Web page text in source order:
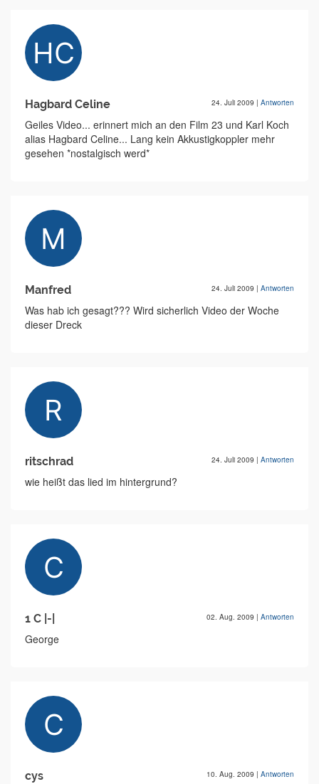
Hagbard Celine 24. Juli 2009 | Antworten
Geiles Video... erinnert mich an den Film 23 und Karl Koch
alias Hagbard Celine... Lang kein Akkustigkoppler mehr
gesehen *nostalgisch werd*
Manfred 24. Juli 2009 | Antworten
Was hab ich gesagt??? Wird sicherlich Video der Woche
dieser Dreck
ritschrad 24. Juli 2009 | Antworten
wie heißt das lied im hintergrund?
1 C |-| 02. Aug. 2009 | Antworten
George
cys 10. Aug. 2009 | Antworten